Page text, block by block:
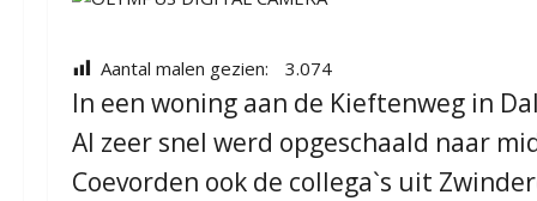
Aantal malen gezien: 3.074
In een woning aan de Kieftenweg in
Al zeer snel werd opgeschaald naar
Coevorden ook de collega`s uit